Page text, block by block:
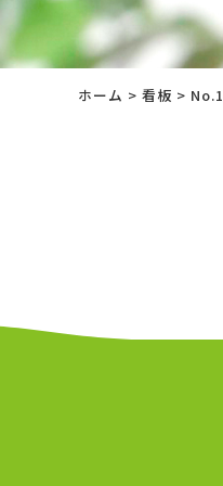
ホーム > 看板 > No.1